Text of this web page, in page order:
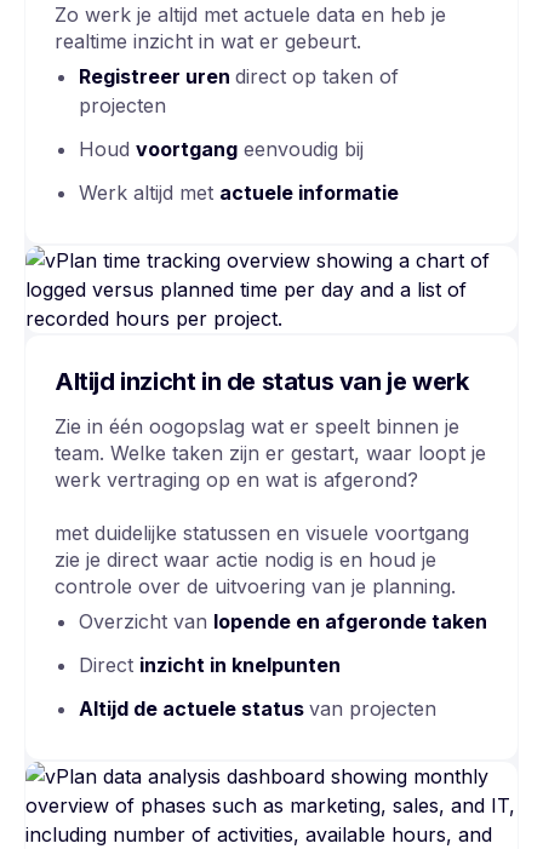
Zo werk je altijd met actuele data en heb je
realtime inzicht in wat er gebeurt.
Registreer uren direct op taken of
projecten
Houd voortgang eenvoudig bij
Werk altijd met actuele informatie
Altijd inzicht in de status van je werk
Zie in één oogopslag wat er speelt binnen je
team. Welke taken zijn er gestart, waar loopt je
werk vertraging op en wat is afgerond?
met duidelijke statussen en visuele voortgang
zie je direct waar actie nodig is en houd je
controle over de uitvoering van je planning.
Overzicht van lopende en afgeronde taken
Direct inzicht in knelpunten
Altijd de actuele status van projecten